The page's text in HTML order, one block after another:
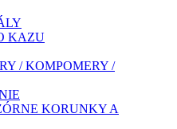
KAZU
/ KOMPOMERY /
KORUNKY A